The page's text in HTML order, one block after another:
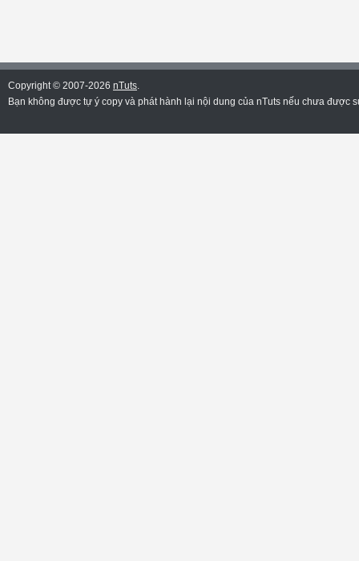
Copyright © 2007-2026 nTuts.
Bạn không được tự ý copy và phát hành lại nội dung của nTuts nếu chưa được